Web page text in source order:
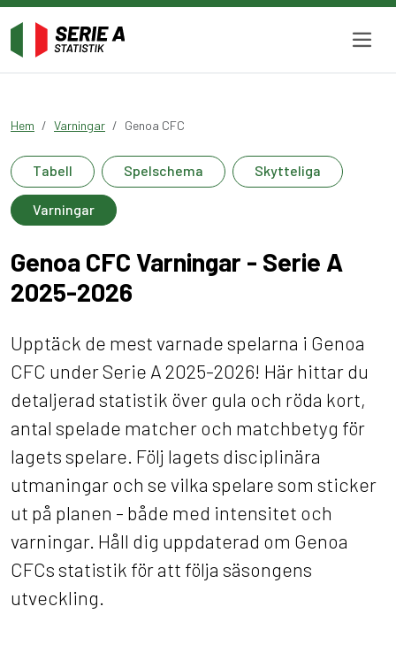
Hem Varningar Genoa CFC
Tabell Spelschema Skytteliga
Varningar
Genoa CFC Varningar - Serie A
2025-2026
Upptäck de mest varnade spelarna i Genoa
CFC under Serie A 2025-2026! Här hittar du
detaljerad statistik över gula och röda kort,
antal spelade matcher och matchbetyg för
lagets spelare. Följ lagets disciplinära
utmaningar och se vilka spelare som sticker
ut på planen - både med intensitet och
varningar. Håll dig uppdaterad om Genoa
CFCs statistik för att följa säsongens
utveckling.